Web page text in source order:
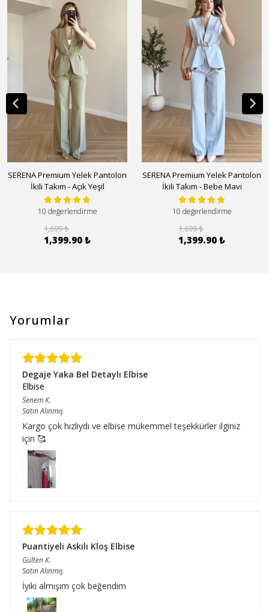
SERENA Premium Yelek Pantolon
İkili Takım - Açık Yeşil
10 değerlendirme
1,699 ₺
1,399.90 ₺
SERENA Premium Yelek Pantolon
İkili Takım - Bebe Mavi
10 değerlendirme
1,699 ₺
1,399.90 ₺
Yorumlar
Degaje Yaka Bel Detaylı Elbise
Elbise
SenemK.
Satın Alınmış
Kargo çok hızlıydı ve elbise mükemmel teşekkürler ilginiz
için 🥰
Puantiyeli Askılı Kloş Elbise
GültenK.
Satın Alınmış
İyiki almışım çok beğendim